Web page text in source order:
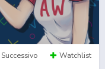
Successivo Watchlist